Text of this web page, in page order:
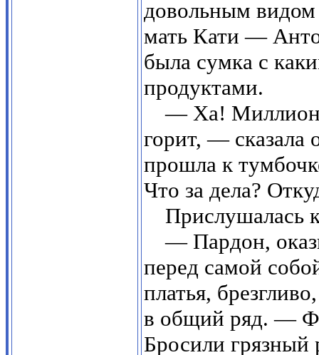
довольным видом
мать Кати —
была сумка с
продуктами.
— Ха!
горит, — сказала
прошла к
Что за дела?
Прислушалась
— Пардон,
перед самой
платья,
в общий ряд. —
Бросили